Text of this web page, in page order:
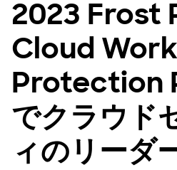
2023 Frost
Cloud
Protection
でクラウド
ィのリーダ